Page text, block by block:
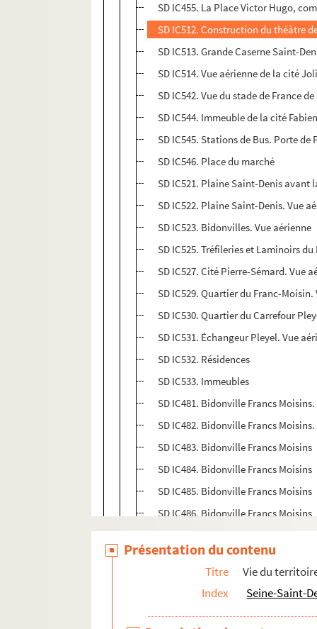
SD IC455. La Place Victor Hugo,
SD IC512. Construction du théâtre
SD IC513. Grande Caserne Saint-
SD IC514. Vue aérienne de la cité
SD IC542. Vue du stade de France
SD IC544. Immeuble de la cité
SD IC545. Stations de Bus. Porte de
SD IC546. Place du marché
SD IC521. Plaine Saint-Denis avant
SD IC522. Plaine Saint-Denis. Vue
SD IC523. Bidonvilles. Vue aérienne
SD IC525. Tréfileries et Laminoirs
SD IC527. Cité Pierre-Sémard. Vue
SD IC529. Quartier du Franc-
SD IC530. Quartier du Carrefour
SD IC531. Échangeur Pleyel. Vue
SD IC532. Résidences
SD IC533. Immeubles
SD IC481. Bidonville Francs
SD IC482. Bidonville Francs
SD IC483. Bidonville Francs Moisins
SD IC484. Bidonville Francs Moisins
SD IC485. Bidonville Francs Moisins
SD IC486. Bidonville Francs Moisins
SD IC487. Bidonville Francs Moisins
SD IC488. Bidonville Francs
SD IC489. Bidonville Francs
SD IC501. Avenue Wilson.
Présentation du contenu
Titre
Vie du
Index
Seine-Saint-